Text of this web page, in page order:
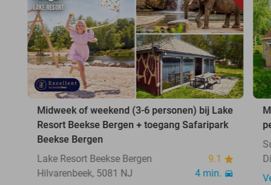
Midweek of weekend (3-6 personen) bij Lake
Resort Beekse Bergen + toegang Safaripark
Beekse Bergen
Lake Resort Beekse Bergen
9.1
Hilvarenbeek, 5081 NJ
4 min.